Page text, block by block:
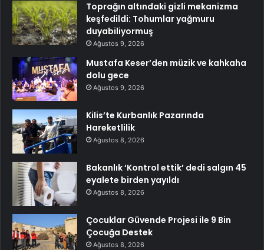
Toprağın altındaki gizli mekanizma
keşfedildi: Tohumlar yağmuru
duyabiliyormuş
Ağustos 9, 2026
Mustafa Keser’den müzik ve kahkaha
dolu gece
Ağustos 9, 2026
Kilis’te Kurbanlık Pazarında
Hareketlilik
Ağustos 8, 2026
Bakanlık ‘Kontrol ettik’ dedi salgın 45
eyalete birden yayıldı
Ağustos 8, 2026
Çocuklar Güvende Projesi ile 9 Bin
Çocuğa Destek
Ağustos 8, 2026